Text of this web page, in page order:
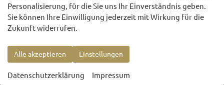
Volkswagen
alles ausgewählt
Modell
Personalisierung, für die Sie uns Ihr Einverständnis geben.
Sie können Ihre Einwilligung jederzeit mit Wirkung für die
Zukunft widerrufen.
Alle akzeptieren Einstellungen
Datenschutzerklärung Impressum